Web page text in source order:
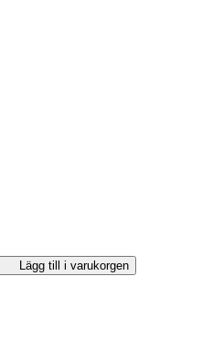
Lägg till i varukorgen